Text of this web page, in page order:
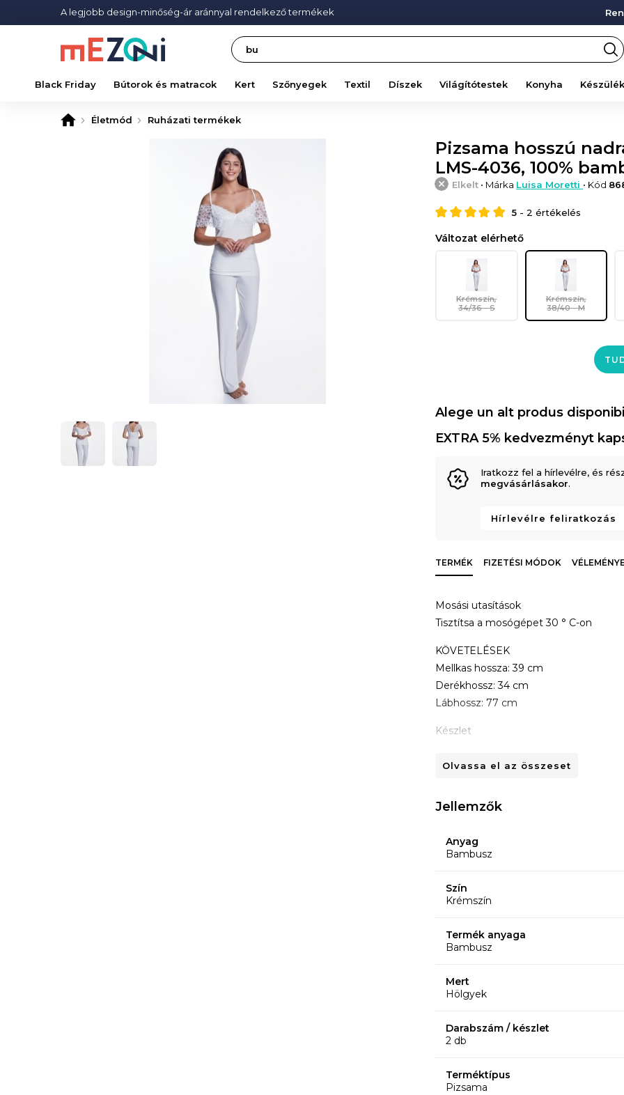
A legjobb design-minőség-ár aránnyal rendelkező termékek
Search
Black Friday Bútorok és matracok Kert Szőnyegek Textil Díszek Világítótestek Konyha
Életmód Ruházati termékek
Pizsama hosszú
LMS-4036, 100%
Elkelt • Márka Luisa Moretti • Kód
5 - 2 értékelés
Változat elérhető
Krémszín,
34/36 - S
Krémszín,
38/40 - M
Alege un alt produs
EXTRA 5% kedvezményt
Iratkozz fel a hírlevélre, és
megvásárlásakor.
Hírlevélre feliratkozás
TERMÉK FIZETÉSI MÓDOK
Mosási utasítások
Tisztítsa a mosógépet 30 ° C-on
KÖVETELÉSEK
Mellkas hossza: 39 cm
Derékhossz: 34 cm
Lábhossz: 77 cm
Készlet
1 hosszú nadrág
Olvassa el az összeset
Jellemzők
Anyag
Bambusz
Szín
Krémszín
Termék anyaga
Bambusz
Mert
Hölgyek
Darabszám / készlet
2 db
Terméktípus
Pizsama